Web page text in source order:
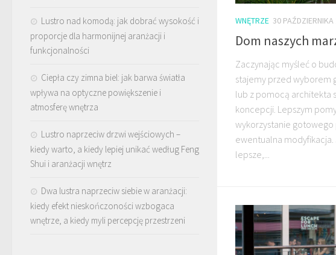
WNĘTRZE 30
Dom naszych
Zaczynając myśleć o
stajemy przed wyborem
lub z pomocą architekta
koncepcji. Lepszym
wykorzystanie
ewentualna
lepsze,...
Lustro nad komodą: jak dobrać wysokość i
proporcje dla harmonijnej aranżacji i
funkcjonalności
Ciepła czy zimna biel: jak barwa światła
wpływa na optyczne powiększenie i
atmosferę wnętrza
Lustro naprzeciw drzwi wejściowych –
kiedy warto, a kiedy lepiej unikać według Feng
Shui i aranżacji wnętrz
Dwa lustra naprzeciw siebie w aranżacji:
kiedy efekt nieskończoności wzbogaca
wnętrze, a kiedy myli percepcję przestrzeni